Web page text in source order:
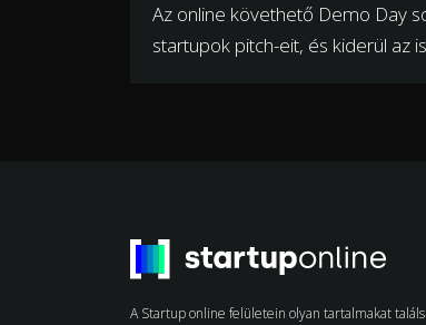
Az online követhető Demo Day
startupok pitch-eit, és kiderül az
A Startup online felületein olyan tartalmakat